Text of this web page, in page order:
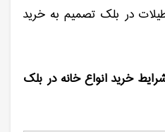
در بلک تصمیم به خرید
خرید انواع خانه در بلک